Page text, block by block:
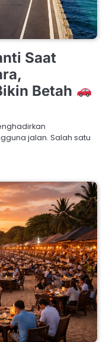
Saat
Betah
jalan. Salah satu